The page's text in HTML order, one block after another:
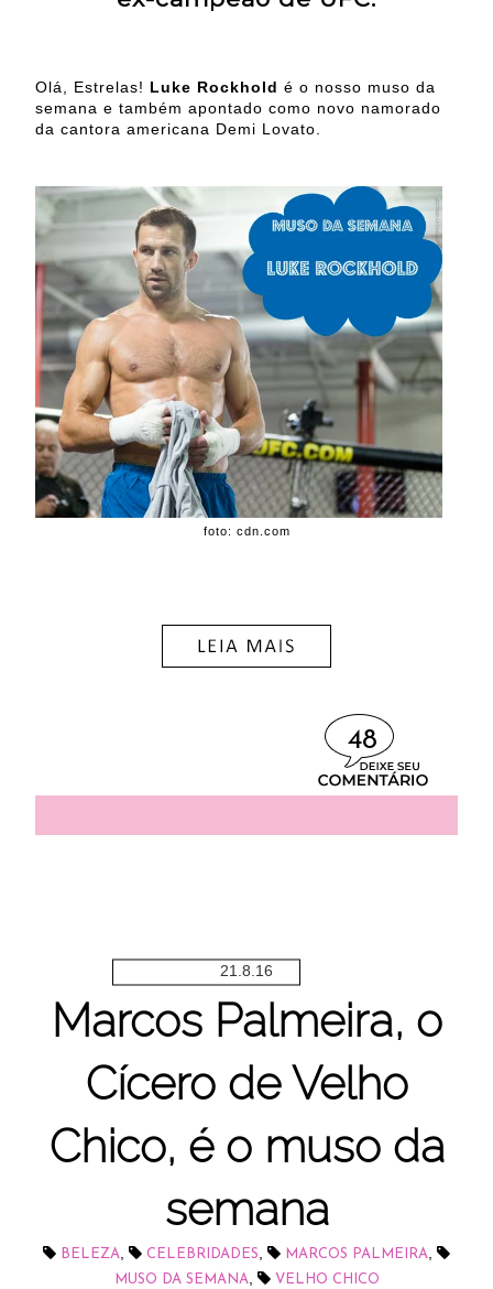
Olá, Estrelas! Luke Rockhold é o nosso muso da
semana e também apontado como novo namorado
da cantora americana Demi Lovato.
foto: cdn.com
48
21.8.16
Marcos Palmeira, o
Cícero de Velho
Chico, é o muso da
semana
BELEZA, CELEBRIDADES, MARCOS PALMEIRA,
MUSO DA SEMANA, VELHO CHICO